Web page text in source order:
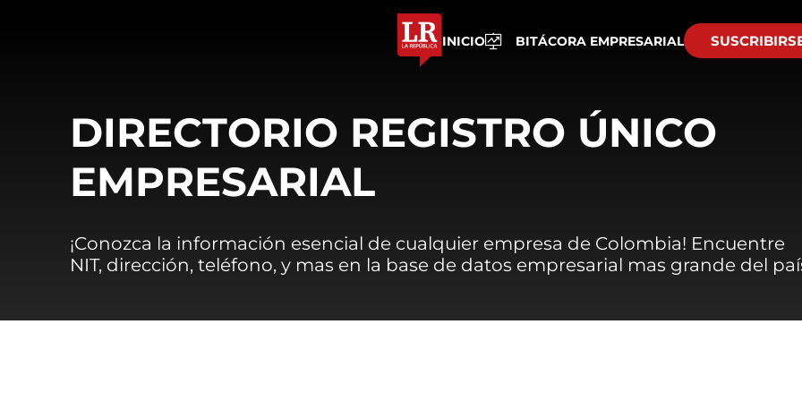
INICIO BITÁCORA EMPRESARIAL
DIRECTORIO REGISTRO ÚNICO
EMPRESARIAL
¡Conozca la información esencial de cualquier empresa de Colombia! Encuentre
NIT, dirección, teléfono, y mas en la base de datos empresarial mas grande del